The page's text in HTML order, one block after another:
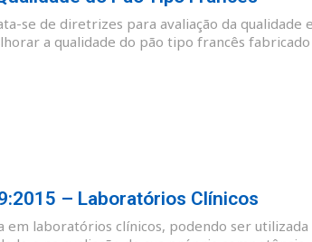
se de diretrizes para avaliação da qualidade
a qualidade do pão tipo francês
– Laboratórios Clínicos
em laboratórios clínicos, podendo ser